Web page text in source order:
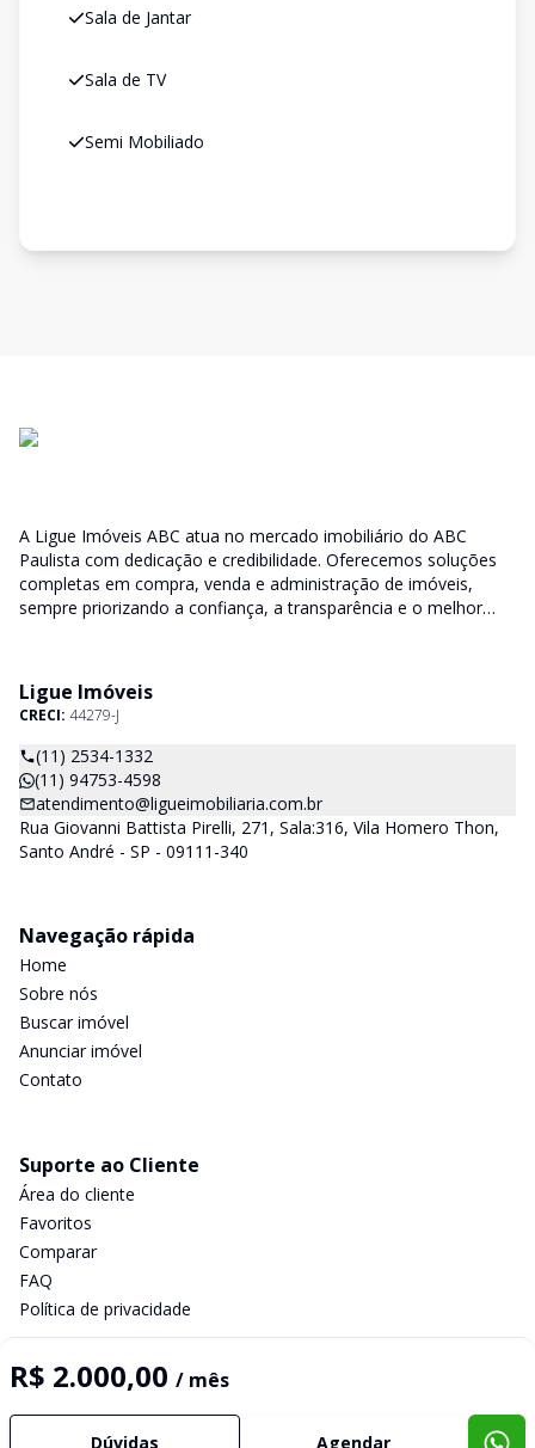
Sala de Jantar
Sala de TV
Semi Mobiliado
R$ 2.000,00 / mês
Dúvidas Agendar
A Ligue Imóveis ABC atua no mercado imobiliário do ABC
Paulista com dedicação e credibilidade. Oferecemos soluções
completas em compra, venda e administração de imóveis,
sempre priorizando a confiança, a transparência e o melhor
Ligue Imóveis
CRECI: 44279-J
(11) 2534-1332
(11) 94753-4598
atendimento@ligueimobiliaria.com.br
Rua Giovanni Battista Pirelli, 271, Sala:316, Vila Homero Thon,
Santo André - SP - 09111-340
Navegação rápida
Home
Sobre nós
Buscar imóvel
Anunciar imóvel
Contato
Suporte ao Cliente
Área do cliente
Favoritos
Comparar
FAQ
Política de privacidade
Selo de Tecnologia Loft